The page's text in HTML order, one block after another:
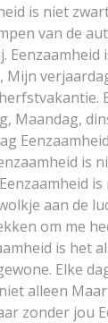
is niet
van de
Eenzaamheid
Mijn
Maandag,
is
aan de
om me
is het
Elke
alleen
zonder jou